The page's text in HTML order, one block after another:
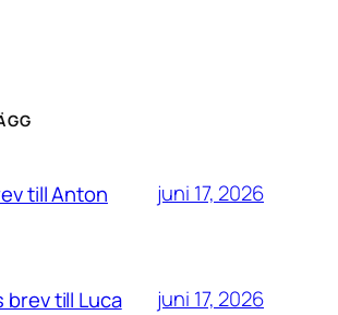
till Anton juni 17, 2026
brev till Luca juni 17, 2026